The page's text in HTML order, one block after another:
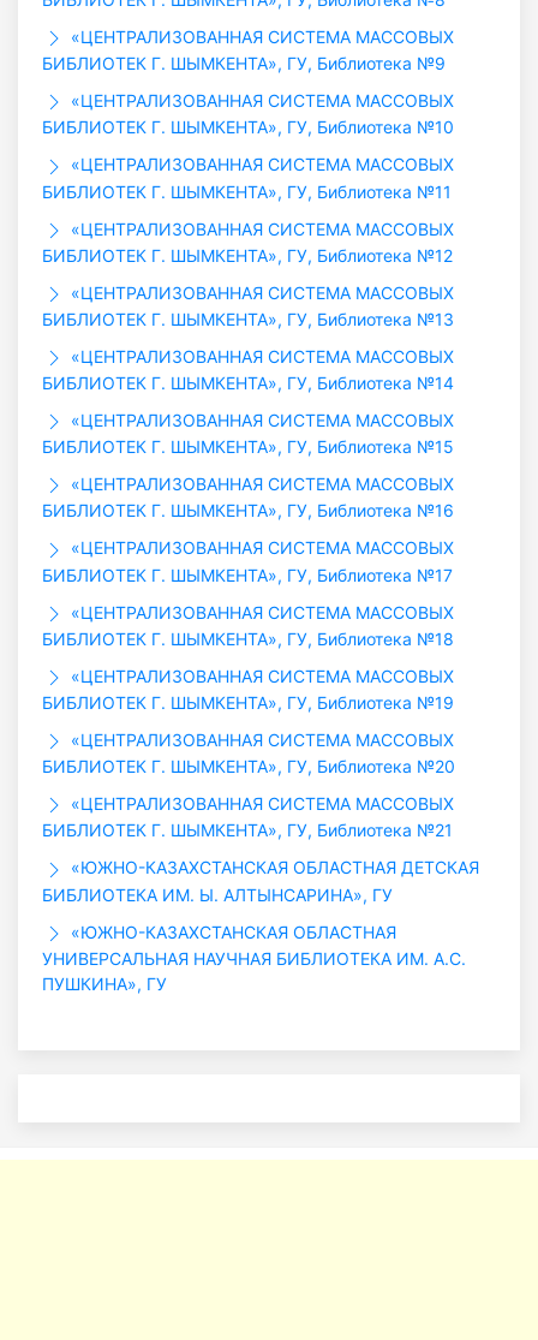
«ЦЕНТРАЛИЗОВАННАЯ СИСТЕМА МАССОВЫХ
БИБЛИОТЕК Г. ШЫМКЕНТА», ГУ, Библиотека №9
«ЦЕНТРАЛИЗОВАННАЯ СИСТЕМА МАССОВЫХ
БИБЛИОТЕК Г. ШЫМКЕНТА», ГУ, Библиотека №10
«ЦЕНТРАЛИЗОВАННАЯ СИСТЕМА МАССОВЫХ
БИБЛИОТЕК Г. ШЫМКЕНТА», ГУ, Библиотека №11
«ЦЕНТРАЛИЗОВАННАЯ СИСТЕМА МАССОВЫХ
БИБЛИОТЕК Г. ШЫМКЕНТА», ГУ, Библиотека №12
«ЦЕНТРАЛИЗОВАННАЯ СИСТЕМА МАССОВЫХ
БИБЛИОТЕК Г. ШЫМКЕНТА», ГУ, Библиотека №13
«ЦЕНТРАЛИЗОВАННАЯ СИСТЕМА МАССОВЫХ
БИБЛИОТЕК Г. ШЫМКЕНТА», ГУ, Библиотека №14
«ЦЕНТРАЛИЗОВАННАЯ СИСТЕМА МАССОВЫХ
БИБЛИОТЕК Г. ШЫМКЕНТА», ГУ, Библиотека №15
«ЦЕНТРАЛИЗОВАННАЯ СИСТЕМА МАССОВЫХ
БИБЛИОТЕК Г. ШЫМКЕНТА», ГУ, Библиотека №16
«ЦЕНТРАЛИЗОВАННАЯ СИСТЕМА МАССОВЫХ
БИБЛИОТЕК Г. ШЫМКЕНТА», ГУ, Библиотека №17
«ЦЕНТРАЛИЗОВАННАЯ СИСТЕМА МАССОВЫХ
БИБЛИОТЕК Г. ШЫМКЕНТА», ГУ, Библиотека №18
«ЦЕНТРАЛИЗОВАННАЯ СИСТЕМА МАССОВЫХ
БИБЛИОТЕК Г. ШЫМКЕНТА», ГУ, Библиотека №19
«ЦЕНТРАЛИЗОВАННАЯ СИСТЕМА МАССОВЫХ
БИБЛИОТЕК Г. ШЫМКЕНТА», ГУ, Библиотека №20
«ЦЕНТРАЛИЗОВАННАЯ СИСТЕМА МАССОВЫХ
БИБЛИОТЕК Г. ШЫМКЕНТА», ГУ, Библиотека №21
«ЮЖНО-КАЗАХСТАНСКАЯ ОБЛАСТНАЯ ДЕТСКАЯ
БИБЛИОТЕКА ИМ. Ы. АЛТЫНСАРИНА», ГУ
«ЮЖНО-КАЗАХСТАНСКАЯ ОБЛАСТНАЯ
УНИВЕРСАЛЬНАЯ НАУЧНАЯ БИБЛИОТЕКА ИМ. А.С.
ПУШКИНА», ГУ